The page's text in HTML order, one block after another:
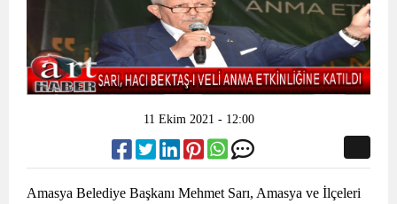
11 Ekim 2021 - 12:00
Amasya Belediye Başkanı Mehmet Sarı, Amasya ve İlçeleri